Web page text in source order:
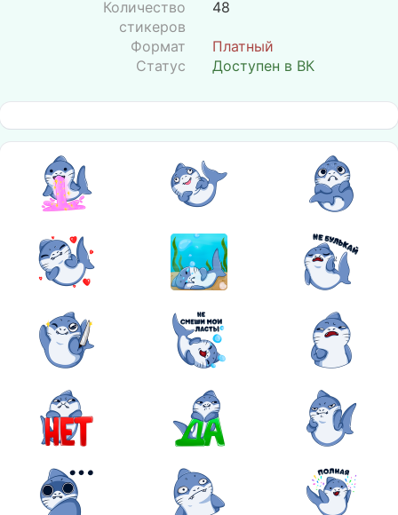
Количество
стикеров
48
Формат
Платный
Статус
Доступен в ВК